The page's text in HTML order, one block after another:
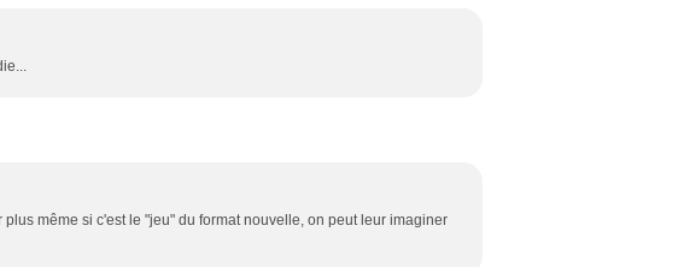
même si c'est le "jeu" du format nouvelle, on peut leur imaginer